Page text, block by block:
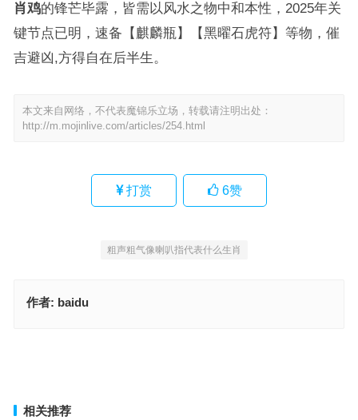
肖鸡的锋芒毕露，皆需以风水之物中和本性，2025年关
键节点已明，速备【麒麟瓶】【黑曜石虎符】等物，催
吉避凶,方得自在后半生。
本文来自网络，不代表魔锦乐立场，转载请注明出处：
http://m.mojinlive.com/articles/254.html
打赏 6赞
粗声粗气像喇叭指代表什么生肖
作者: baidu
相关推荐